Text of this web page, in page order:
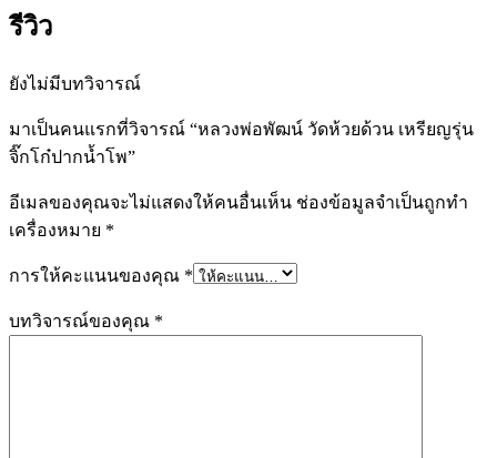
รีวิว
ยังไม่มีบทวิจารณ์
มาเป็นคนแรกที่วิจารณ์ “หลวงพ่อพัฒน์ วัดห้วยด้วน เหรียญรุ่น
จิ๊กโก๋ปากน้ำโพ”
อีเมลของคุณจะไม่แสดงให้คนอื่นเห็น ช่องข้อมูลจำเป็นถูกทำ
เครื่องหมาย *
การให้คะแนนของคุณ *
บทวิจารณ์ของคุณ *